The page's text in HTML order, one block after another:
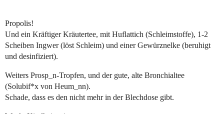
Propolis!
Und ein Kräftiger Kräutertee, mit Huflattich (Schleimstoffe), 1-2
Scheiben Ingwer (löst Schleim) und einer Gewürznelke (beruhigt
und desinfiziert).
Weiters Prosp_n-Tropfen, und der gute, alte Bronchialtee
(Solubif*x von Heum_nn).
Schade, dass es den nicht mehr in der Blechdose gibt.